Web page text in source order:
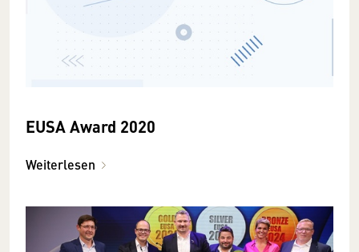
EUSA Award 2020
Weiterlesen